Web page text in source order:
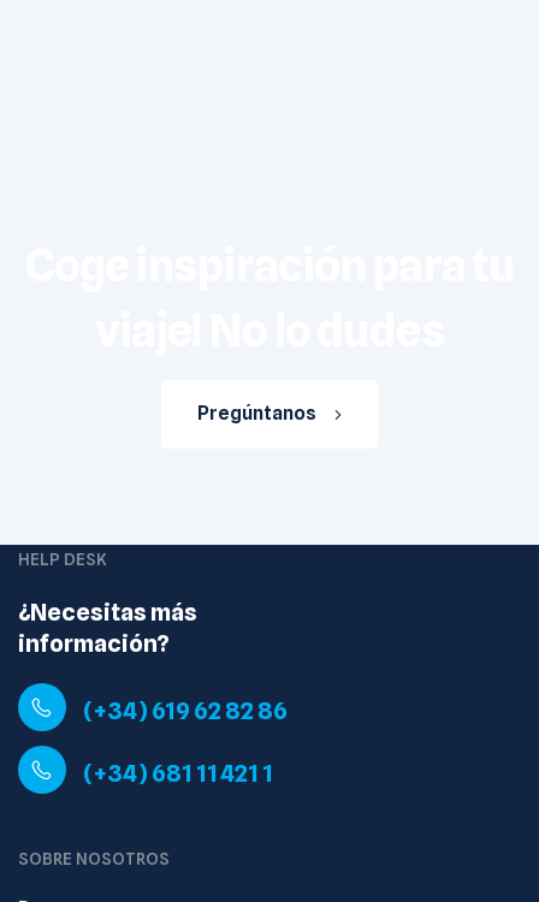
Pregúntanos
HELP DESK
¿Necesitas más
información?
(+34) 619 62 82 86
(+34) 681 11 421 1
SOBRE NOSOTROS